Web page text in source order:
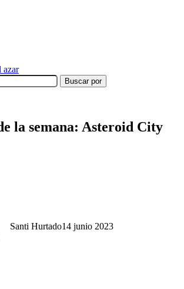
azar
Buscar por
la semana: Asteroid City
Santi Hurtado14 junio 2023